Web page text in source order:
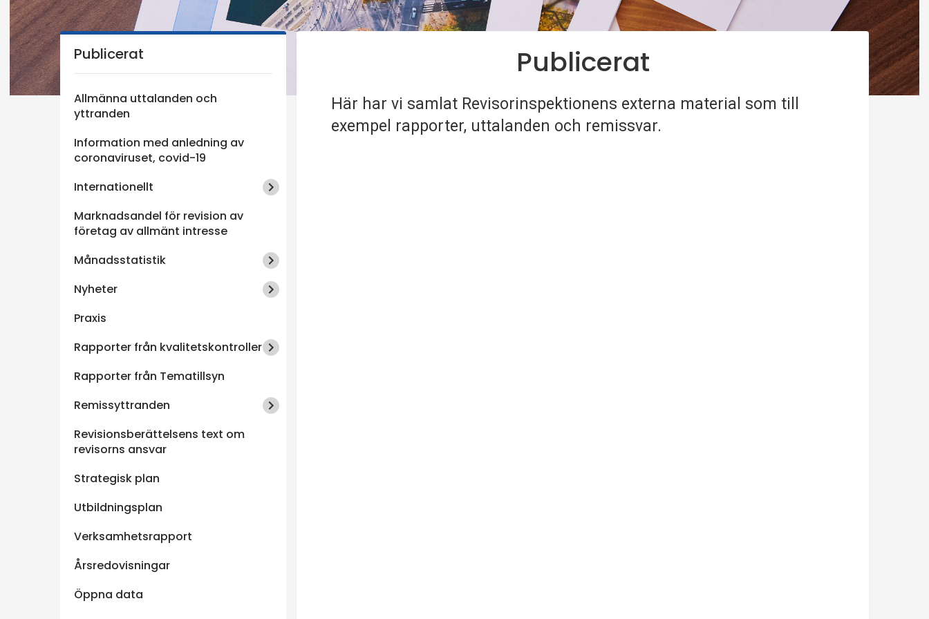
n
s
p
e
o
n
e
n
Publicerat
Här har vi samlat Revisorinspektionens externa material som till
exempel rapporter, uttalanden och remissvar.
Publicerat
Allmänna uttalanden och
yttranden
Information med anledning av
coronaviruset, covid-19
Internationellt
Marknadsandel för revision av
företag av allmänt intresse
Månadsstatistik
Nyheter
Praxis
Rapporter från kvalitetskontroller
Rapporter från Tematillsyn
Remissyttranden
Revisionsberättelsens text om
revisorns ansvar
Strategisk plan
Utbildningsplan
Verksamhetsrapport
Årsredovisningar
Öppna data